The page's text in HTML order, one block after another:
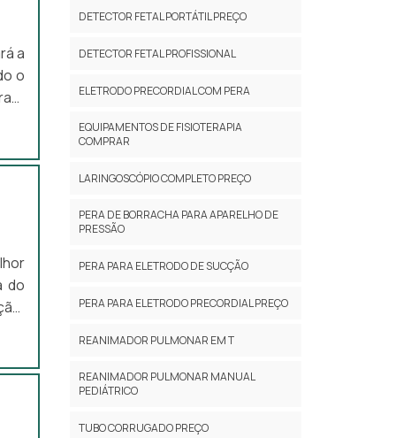
é
a
o
é
do
DETECTOR FETAL PORTÁTIL PREÇO
DETECTOR FETAL PROFISSIONAL
ELETRODO PRECORDIAL COM PERA
EQUIPAMENTOS DE FISIOTERAPIA
COMPRAR
LARINGOSCÓPIO COMPLETO PREÇO
PERA DE BORRACHA PARA APARELHO DE
PRESSÃO
PERA PARA ELETRODO DE SUCÇÃO
PERA PARA ELETRODO PRECORDIAL PREÇO
REANIMADOR PULMONAR EM T
REANIMADOR PULMONAR MANUAL
PEDIÁTRICO
TUBO CORRUGADO PREÇO